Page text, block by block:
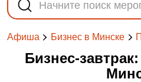
Афиша Бизнес в Минске
Бизнес-